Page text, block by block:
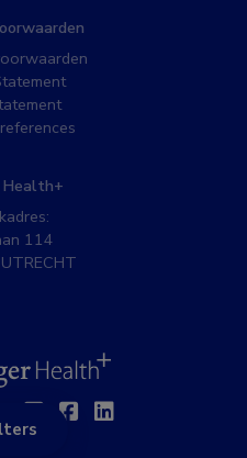
Health+
114
BSL
TwitterFacebook
Linkedin